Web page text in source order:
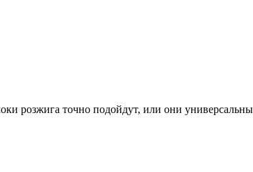
розжига точно подойдут, или они